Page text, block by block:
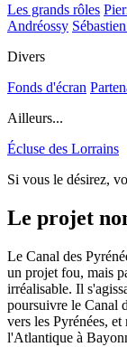
Les grands rôles
Andréossy
Divers
Fonds d'écran
Ailleurs...
Écluse des Lorrains
Si vous le désirez,
Le projet
Le Canal des
un projet fou, mais
irréalisable. Il
poursuivre le Canal
vers les Pyrénées,
l'Atlantique à